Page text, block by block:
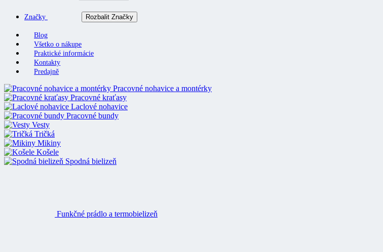
Značky Rozbalit Značky
Blog
Všetko o nákupe
Praktické informácie
Kontakty
Predajně
Pracovné nohavice a montérky
Pracovné kraťasy
Laclové nohavice
Pracovné bundy
Vesty
Tričká
Mikiny
Košele
Spodná bielizeň
Funkčné prádlo a termobielizeň